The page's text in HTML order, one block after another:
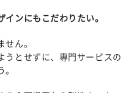
インにもこだわりたい。
ん。
うとせずに、専門サービスの